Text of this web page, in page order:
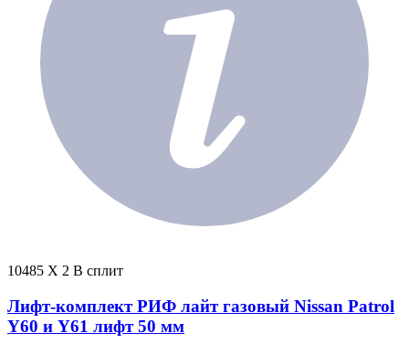
10485 X 2 В сплит
Лифт-комплект РИФ лайт газовый Nissan Patrol
Y60 и Y61 лифт 50 мм